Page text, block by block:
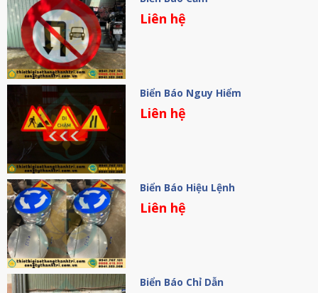
Liên hệ
Biển Báo Nguy Hiểm
Liên hệ
Biển Báo Hiệu Lệnh
Liên hệ
Biển Báo Chỉ Dẫn